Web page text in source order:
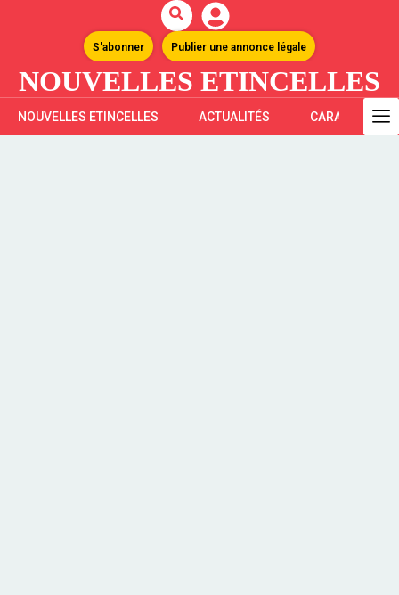
S'abonner Publier une annonce légale
NOUVELLES ETINCELLES
NOUVELLES ETINCELLES ACTUALITÉS CARAÏBES